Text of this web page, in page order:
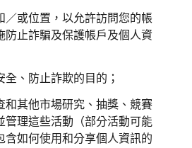
／或位置，以允許訪問您的帳
防止詐騙及保護帳戶及個人資
、防止詐欺的目的；
和其他市場研究、抽獎、競賽
管理這些活動（部分活動可能
含如何使用和分享個人資訊的